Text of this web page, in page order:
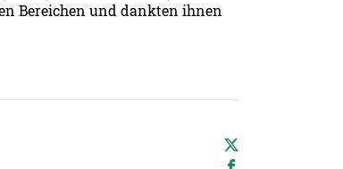
Bereichen und dankten ihnen